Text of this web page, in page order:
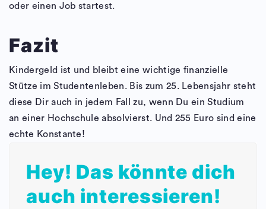
oder einen Job startest.
Fazit
Kindergeld ist und bleibt eine wichtige finanzielle
Stütze im Studentenleben. Bis zum 25. Lebensjahr steht
diese Dir auch in jedem Fall zu, wenn Du ein Studium
an einer Hochschule absolvierst. Und 255 Euro sind eine
echte Konstante!
Hey! Das könnte dich
auch interessieren!